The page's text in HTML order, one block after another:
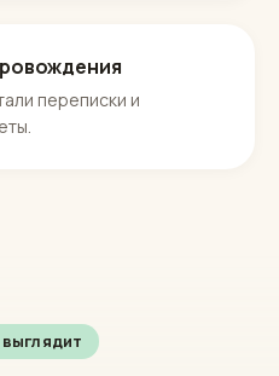
переписки и